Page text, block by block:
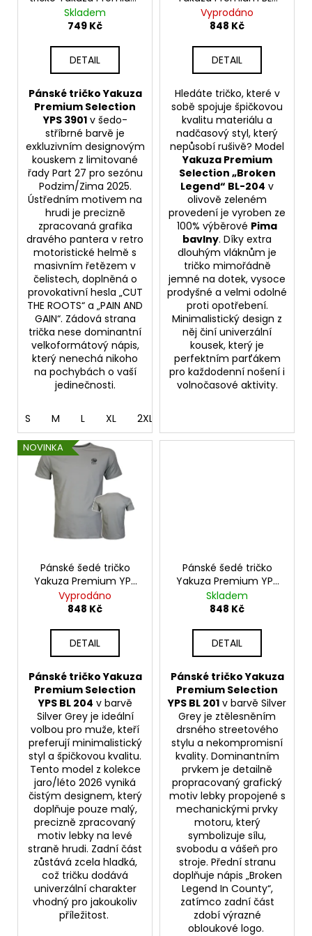
YPS 3901 – Cut the
Roots
Skladem
749 Kč
DETAIL
Pánské tričko Yakuza
Premium Selection
YPS 3901v šedo-
stříbrné barvě je
exkluzivním designovým
kouskem z limitované
řady Part 27 pro sezónu
Podzim/Zima 2025.
Ústředním motivem na
hrudi je precizně
zpracovaná grafika
dravého pantera v retro
motoristické helmě s
masivním řetězem v
čelistech, doplněná o
provokativní hesla „CUT
THE ROOTS“ a „PAIN AND
GAIN“. Zádová strana
trička nese dominantní
velkoformátový nápis,
který nenechá nikoho
na pochybách o vaší
jedinečnosti.
S M L XL 2XL
204 - Broken Legend
Vyprodáno
848 Kč
DETAIL
Hledáte tričko, které v
sobě spojuje špičkovou
kvalitu materiálu a
nadčasový styl, který
nepůsobí rušivě? Model
Yakuza Premium
Selection „Broken
Legend“ BL-204 v
olivově zeleném
provedení je vyroben ze
100% výběrové Pima
bavlny. Díky extra
dlouhým vláknům je
tričko mimořádně
jemné na dotek, vysoce
prodyšné a velmi odolné
proti opotřebení.
Minimalistický design z
něj činí univerzální
kousek, který je
perfektním parťákem
pro každodenní nošení i
volnočasové aktivity.
NOVINKA
Pánské šedé tričko
Yakuza Premium YPS
BL 204 – Broken
Legend
Vyprodáno
848 Kč
DETAIL
Pánské tričko Yakuza
Premium Selection
YPS BL 204 v barvě
Silver Grey je ideální
volbou pro muže, kteří
preferují minimalistický
styl a špičkovou kvalitu.
Tento model z kolekce
jaro/léto 2026 vyniká
čistým designem, který
doplňuje pouze malý,
precizně zpracovaný
motiv lebky na levé
straně hrudi. Zadní část
zůstává zcela hladká,
což tričku dodává
univerzální charakter
vhodný pro jakoukoliv
příležitost.
Pánské šedé tričko
Yakuza Premium YPS
BL 201 – Broken Legend
Skladem
848 Kč
DETAIL
Pánské tričko Yakuza
Premium Selection
YPS BL 201 v barvě Silver
Grey je ztělesněním
drsného streetového
stylu a nekompromisní
kvality. Dominantním
prvkem je detailně
propracovaný grafický
motiv lebky propojené s
mechanickými prvky
motoru, který
symbolizuje sílu,
svobodu a vášeň pro
stroje. Přední stranu
doplňuje nápis „Broken
Legend In County“,
zatímco zadní část
zdobí výrazné
obloukové logo.